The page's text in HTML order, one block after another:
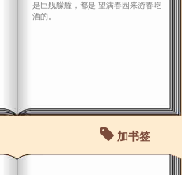
是巨舰艨艟，都是 望满春园来游春吃
酒的。
加书签